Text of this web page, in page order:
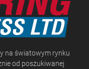
na światowym rynku
od poszukiwanej